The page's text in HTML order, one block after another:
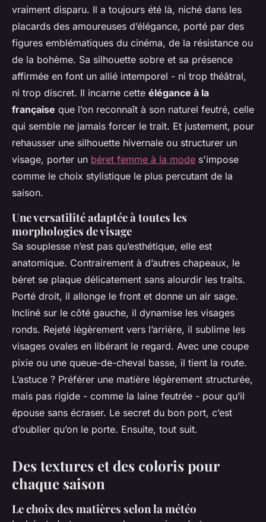
vraiment disparu. Il a toujours été là, niché dans les
placards des amoureuses d’élégance, porté par des
figures emblématiques du cinéma, de la résistance ou
de la bohème. Sa silhouette sobre et sa présence
affirmée en font un allié intemporel - ni trop théâtral,
ni trop discret. Il incarne cette élégance à la
française que l’on reconnaît à son naturel feutré, celle
qui semble ne jamais forcer le trait. Et justement, pour
rehausser une silhouette hivernale ou structurer un
visage, porter un béret femme à la mode s'impose
comme le choix stylistique le plus percutant de la
saison.
Une versatilité adaptée à toutes les
morphologies de visage
Sa souplesse n’est pas qu’esthétique, elle est
anatomique. Contrairement à d’autres chapeaux, le
béret se plaque délicatement sans alourdir les traits.
Porté droit, il allonge le front et donne un air sage.
Incliné sur le côté gauche, il dynamise les visages
ronds. Rejeté légèrement vers l’arrière, il sublime les
visages ovales en libérant le regard. Avec une coupe
pixie ou une queue-de-cheval basse, il tient la route.
L’astuce ? Préférer une matière légèrement structurée,
mais pas rigide - comme la laine feutrée - pour qu’il
épouse sans écraser. Le secret du bon port, c’est
d’oublier qu’on le porte. Ensuite, tout suit.
Des textures et des coloris pour
chaque saison
Le choix des matières selon la météo